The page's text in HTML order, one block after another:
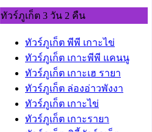
ทัวร์ภูเก็ต 3 วัน 2 คืน
ทัวร์ภูเก็ต พีพี เกาะไข่
ทัวร์ภูเก็ต เกาะพีพี แคนน
ทัวร์ภูเก็ต เกาะเฮ รายา
ทัวร์ภูเก็ต ล่องอ่าวพังงา
ทัวร์ภูเก็ต เกาะไข่
ทัวร์ภูเก็ต เกาะรายา